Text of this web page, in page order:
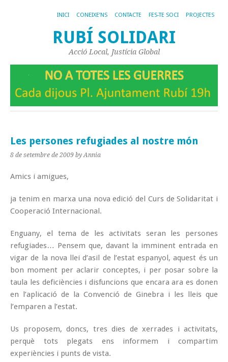
INICI CONEIXE’NS CONTACTE FES-TE SOCI PROJECTES
RUBÍ SOLIDARI
Acció Local, Justícia Global
Les persones refugiades al nostre món
8 de setembre de 2009 by Annia
Amics i amigues,
ja tenim en marxa una nova edició del Curs de Solidaritat i
Cooperació Internacional.
Enguany, el tema de les activitats seran les persones
refugiades… Pensem que, davant la imminent entrada en
vigar de la nova llei d’asil de l’estat espanyol, aquest és un
bon moment per aclarir conceptes, i per posar sobre la
taula les deficiències i disfuncions que encara ara es donen
en l’aplicació de la Convenció de Ginebra i les lleis que
l’emparen a l’estat.
Us proposem, doncs, tres dies de xerrades i activitats,
perquè tots plegats ens informem i compartim
experiències i punts de vista.